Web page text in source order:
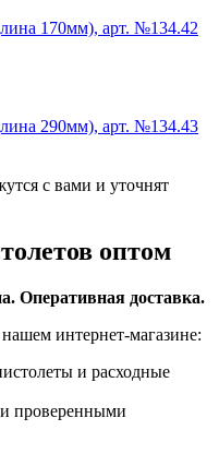
170мм), арт. №134.42
290мм), арт. №134.43
с вами и уточнят
оптом
Оперативная доставка.
интернет-магазине:
и расходные
проверенными